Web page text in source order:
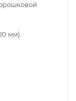
мм).